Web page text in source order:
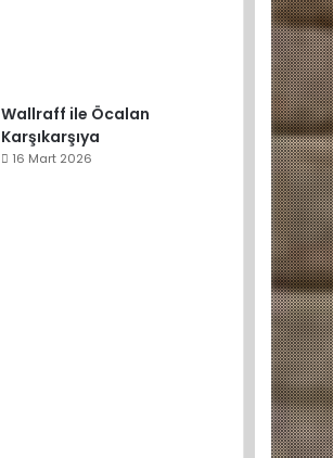
Wallraff ile Öcalan
Karşıkarşıya
16 Mart 2026